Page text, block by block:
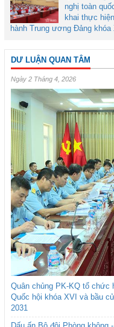
nghị toàn
khai thực
hành Trung ương Đảng khóa
DƯ LUẬN QUAN TÂM
Ngày 2 Tháng 4, 2026
Quân chủng PK-KQ tổ chức
Quốc hội khóa XVI và bầu
2031